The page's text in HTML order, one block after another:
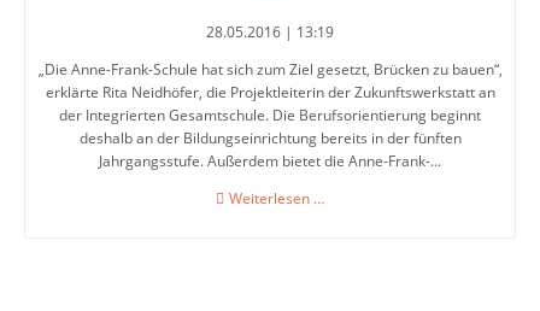
6
Jahrgang
28.05.2016 | 13:19
„Die Anne-Frank-Schule hat sich zum Ziel gesetzt, Brücken zu bauen“,
erklärte Rita Neidhöfer, die Projektleiterin der Zukunftswerkstatt an
der Integrierten Gesamtschule. Die Berufsorientierung beginnt
deshalb an der Bildungseinrichtung bereits in der fünften
Jahrgangsstufe. Außerdem bietet die Anne-Frank-...
Weiterlesen …Es